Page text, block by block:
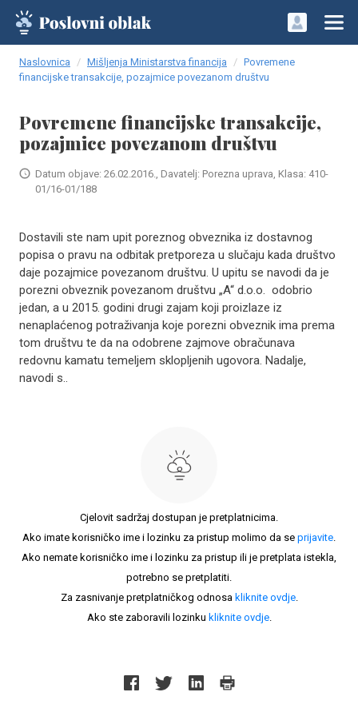
Naslovnica Mišljenja Ministarstva financija
Povremene
financijske transakcije, pozajmice povezanom društvu
Povremene financijske transakcije,
pozajmice povezanom društvu
Datum objave: 26.02.2016., Davatelj: Porezna uprava, Klasa: 410-
01/16-01/188
Dostavili ste nam upit poreznog obveznika iz dostavnog
popisa o pravu na odbitak pretporeza u slučaju kada društvo
daje pozajmice povezanom društvu. U upitu se navodi da je
porezni obveznik povezanom društvu „A“ d.o.o. odobrio
jedan, a u 2015. godini drugi zajam koji proizlaze iz
nenaplaćenog potraživanja koje porezni obveznik ima prema
tom društvu te da na odobrene zajmove obračunava
redovnu kamatu temeljem sklopljenih ugovora. Nadalje,
navodi s..
Cjelovit sadržaj dostupan je pretplatnicima.
Ako imate korisničko ime i lozinku za pristup molimo da se prijavite.
Ako nemate korisničko ime i lozinku za pristup ili je pretplata istekla,
potrebno se pretplatiti.
Za zasnivanje pretplatničkog odnosa kliknite ovdje.
Ako ste zaboravili lozinku kliknite ovdje.